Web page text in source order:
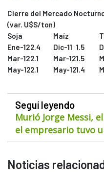
Cierre del Mercado
(var. U$S/ton)
Soja
Maíz
Ene-122.4 Dic-11 1.5
Mar-122.1 Mar-121.5
May-122.1 May-121.4
Seguí leyendo
Murió Jorge Messi,
el empresario tuvo
Noticias